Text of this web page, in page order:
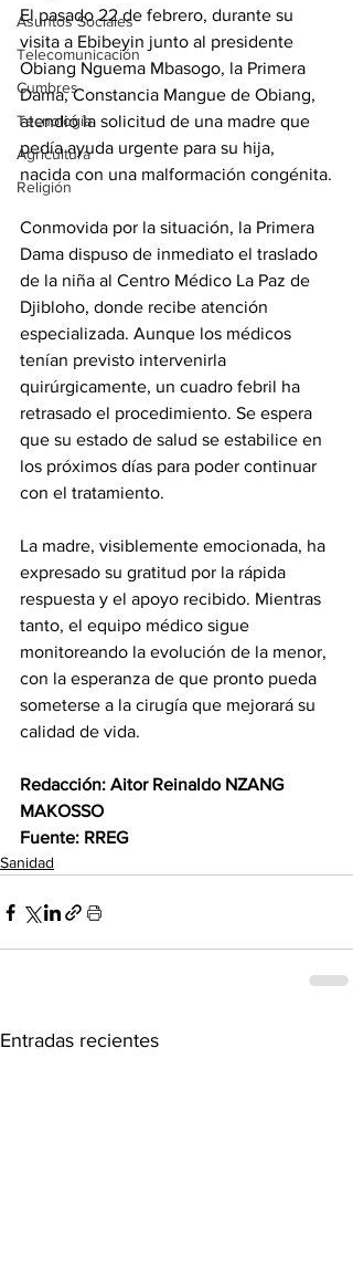
Asuntos Sociales
Telecomunicación
Cumbres
Tecnología
Agricultura
Religión
El pasado 22 de febrero, durante su
visita a Ebibeyin junto al presidente
Obiang Nguema Mbasogo, la Primera
Dama, Constancia Mangue de Obiang,
atendió la solicitud de una madre que
pedía ayuda urgente para su hija,
nacida con una malformación congénita.
Conmovida por la situación, la Primera
Dama dispuso de inmediato el traslado
de la niña al Centro Médico La Paz de
Djibloho, donde recibe atención
especializada. Aunque los médicos
tenían previsto intervenirla
quirúrgicamente, un cuadro febril ha
retrasado el procedimiento. Se espera
que su estado de salud se estabilice en
los próximos días para poder continuar
con el tratamiento.
La madre, visiblemente emocionada, ha
expresado su gratitud por la rápida
respuesta y el apoyo recibido. Mientras
tanto, el equipo médico sigue
monitoreando la evolución de la menor,
con la esperanza de que pronto pueda
someterse a la cirugía que mejorará su
calidad de vida.
Redacción: Aitor Reinaldo NZANG
MAKOSSO
Fuente: RREG
Sanidad
Entradas recientes